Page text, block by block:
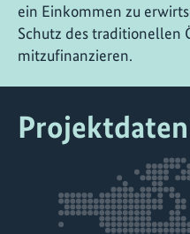
ein Einkommen zu
Schutz des traditionellen
mitzufinanzieren.
Projektdaten